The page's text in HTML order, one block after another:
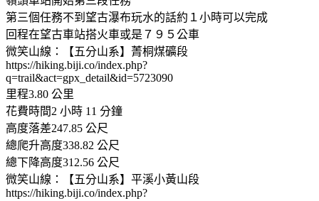
第三個任務不到望古瀑布玩水的話約１小時可以完成
回程在望古車站搭火車或是７９５公車
微笑山線：【五分山系】菁桐煤礦段
https://hiking.biji.co/index.php?
q=trail&act=gpx_detail&id=5723090
里程3.80 公里
花費時間2 小時 11 分鐘
高度落差247.85 公尺
總爬升高度338.82 公尺
總下降高度312.56 公尺
微笑山線：【五分山系】平溪小黃山段
https://hiking.biji.co/index.php?